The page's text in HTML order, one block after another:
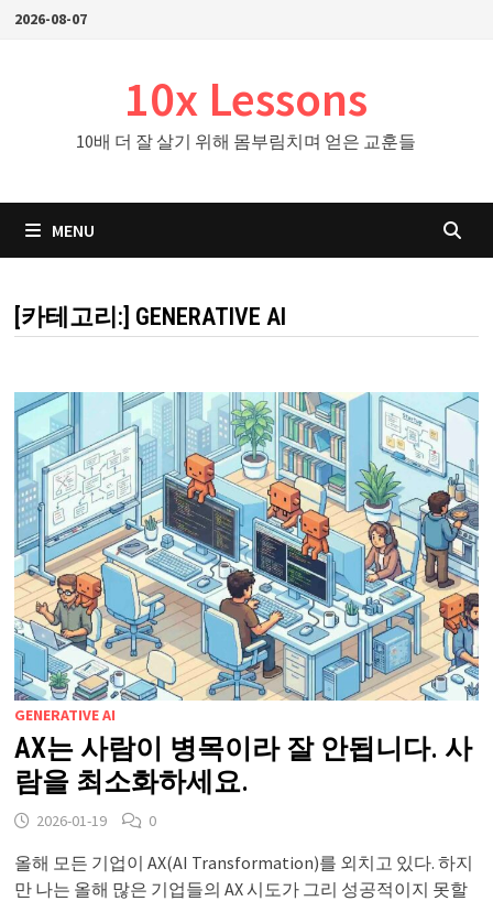
Skip2026-08-07
10x Lessons
10배 더 잘 살기 위해 몸부림치며 얻은 교훈들
MENU
[카테고리:] GENERATIVE AI
GENERATIVE AI
AX는 사람이 병목이라 잘 안됩니다. 사
람을 최소화하세요.
2026-01-19 0
올해 모든 기업이 AX(AI Transformation)를 외치고 있다. 하지
만 나는 올해 많은 기업들의 AX 시도가 그리 성공적이지 못할